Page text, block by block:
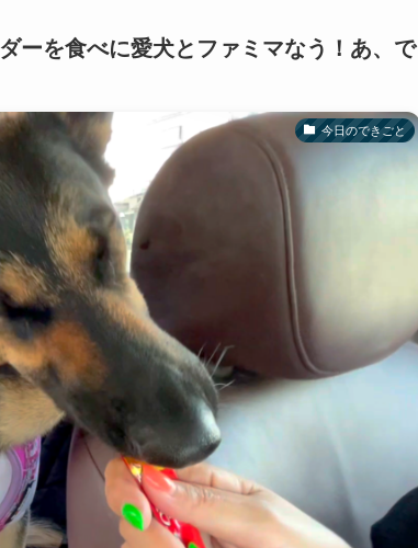
ーを食べに愛犬とファミマなう！あ、で
今日のできごと